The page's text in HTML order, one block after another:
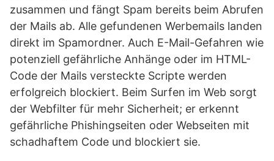
zusammen und fängt Spam bereits beim Abrufen
der Mails ab. Alle gefundenen Werbemails landen
direkt im Spamordner. Auch E-Mail-Gefahren wie
potenziell gefährliche Anhänge oder im HTML-
Code der Mails versteckte Scripte werden
erfolgreich blockiert. Beim Surfen im Web sorgt
der Webfilter für mehr Sicherheit; er erkennt
gefährliche Phishingseiten oder Webseiten mit
schadhaftem Code und blockiert sie.